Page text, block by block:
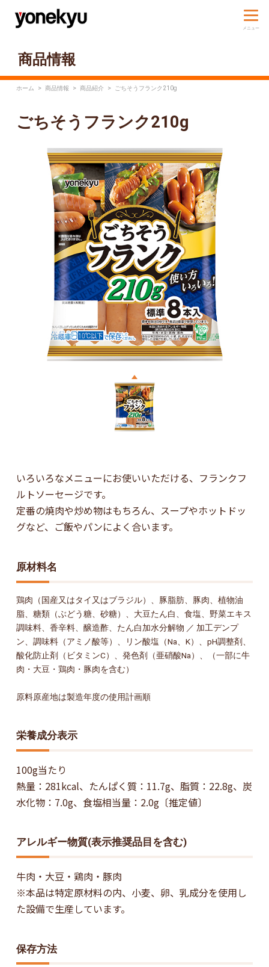
商品情報
ホーム > 商品情報 > 商品紹介 > ごちそうフランク210g
ごちそうフランク210g
いろいろなメニューにお使いいただける、フランクフ
ルトソーセージです。
定番の焼肉や炒め物はもちろん、スープやホットドッ
グなど、ご飯やパンによく合います。
原材料名
鶏肉（国産又はタイ又はブラジル）、豚脂肪、豚肉、植物油
脂、糖類（ぶどう糖、砂糖）、大豆たん白、食塩、野菜エキス
調味料、香辛料、醸造酢、たん白加水分解物 ／ 加工デンプ
ン、調味料（アミノ酸等）、リン酸塩（Na、K）、pH調整剤、
酸化防止剤（ビタミンC）、発色剤（亜硝酸Na）、（一部に牛
肉・大豆・鶏肉・豚肉を含む）
原料原産地は製造年度の使用計画順
栄養成分表示
100g当たり
熱量：281kcal、たんぱく質：11.7g、脂質：22.8g、炭
水化物：7.0g、食塩相当量：2.0g〔推定値〕
アレルギー物質(表示推奨品目を含む)
牛肉・大豆・鶏肉・豚肉
※本品は特定原材料の内、小麦、卵、乳成分を使用し
た設備で生産しています。
保存方法